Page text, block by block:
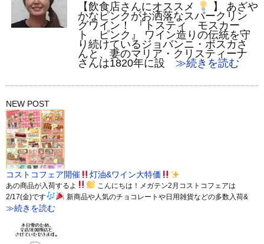
【飲食店さんにオススメ
】 あざや
かなピンクがお洒落なスパークリン
グワイン！ 『トスティ モスカー
ト ピンク』 ワイン造りの伝統を守
り続けているジョバンニ・ボスカさ
んと、妻のマリア・クリスティーナ
さんは1820年に設 ≫続きを読む
NEW POST
コストコフェア開催 灯油&ワイン大特価
あの商品が入荷するよ
こんにちは！メガテン2月コストコフェアは
2/17(金)です
新商品や人気のチョコレートや日用雑貨などの多数入荷&
≫続きを読む